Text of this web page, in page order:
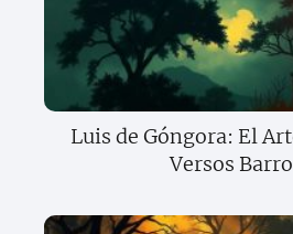
Luis de Góngora: El
Versos